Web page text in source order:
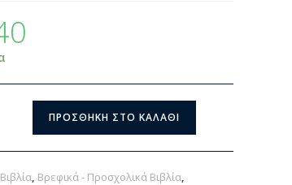
ΠΡΟΣΘΉΚΗ ΣΤΟ ΚΑΛΆΘΙ
Βιβλία, Βρεφικά - Προσχολικά Βιβλία,